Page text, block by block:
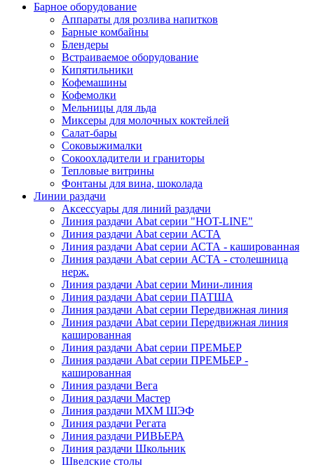
Барное оборудование
Аппараты для розлива напитков
Барные комбайны
Блендеры
Встраиваемое оборудование
Кипятильники
Кофемашины
Кофемолки
Мельницы для льда
Миксеры для молочных коктейлей
Салат-бары
Соковыжималки
Сокоохладители и граниторы
Тепловые витрины
Фонтаны для вина, шоколада
Линии раздачи
Аксессуары для линий раздачи
Линия раздачи Abat серии "HOT-LINE"
Линия раздачи Abat серии АСТА
Линия раздачи Abat серии АСТА - кашированная
Линия раздачи Abat серии АСТА - столешница
нерж.
Линия раздачи Abat серии Мини-линия
Линия раздачи Abat серии ПАТША
Линия раздачи Abat серии Передвижная линия
Линия раздачи Abat серии Передвижная линия
кашированная
Линия раздачи Abat серии ПРЕМЬЕР
Линия раздачи Abat серии ПРЕМЬЕР -
кашированная
Линия раздачи Вега
Линия раздачи Мастер
Линия раздачи МХМ ШЭФ
Линия раздачи Регата
Линия раздачи РИВЬЕРА
Линия раздачи Школьник
Шведские столы